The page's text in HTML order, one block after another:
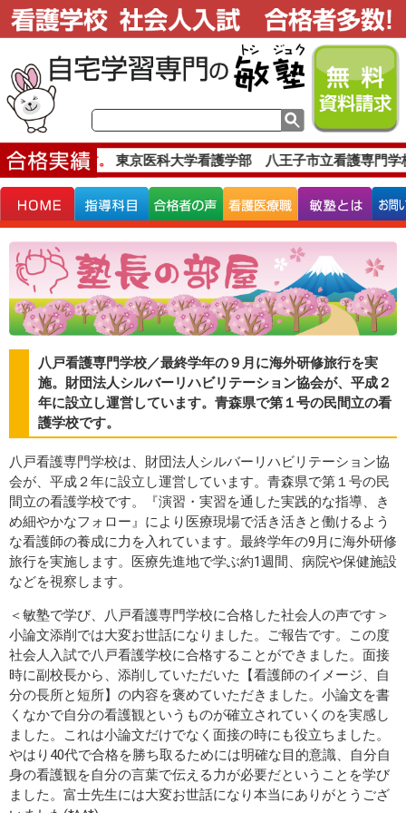
合格実績です。 東京医科大学看護学部 八王子市立看護専門
八戸看護専門学校／最終学年の９月に海外研修旅行を実
施。財団法人シルバーリハビリテーション協会が、平成２
年に設立し運営しています。青森県で第１号の民間立の看
護学校です。
八戸看護専門学校は、財団法人シルバーリハビリテーション協
会が、平成２年に設立し運営しています。青森県で第１号の民
間立の看護学校です。『演習・実習を通した実践的な指導、き
め細やかなフォロー』により医療現場で活き活きと働けるよう
な看護師の養成に力を入れています。最終学年の9月に海外研修
旅行を実施します。医療先進地で学ぶ約1週間、病院や保健施設
などを視察します。
＜敏塾で学び、八戸看護専門学校に合格した社会人の声です＞
小論文添削では大変お世話になりました。ご報告です。この度
社会人入試で八戸看護学校に合格することができました。面接
時に副校長から、添削していただいた【看護師のイメージ、自
分の長所と短所】の内容を褒めていただきました。小論文を書
くなかで自分の看護観というものが確立されていくのを実感し
ました。これは小論文だけでなく面接の時にも役立ちました。
やはり40代で合格を勝ち取るためには明確な目的意識、自分自
身の看護観を自分の言葉で伝える力が必要だということを学び
ました。富士先生には大変お世話になり本当にありがとうござ